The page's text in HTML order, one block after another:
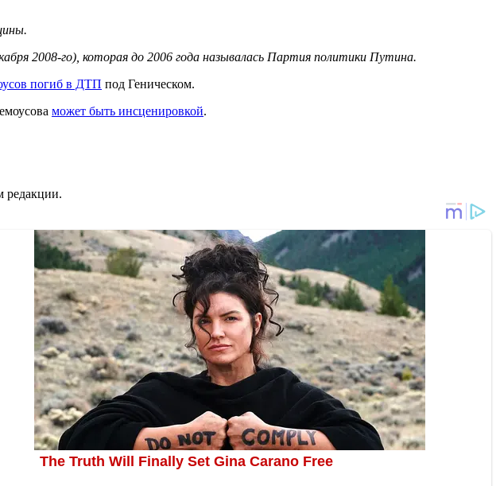
2008-го), которая до 2006 года называлась Партия политики Путина.
погиб в ДТП под Геническом.
может быть инсценировкой.
редакции.